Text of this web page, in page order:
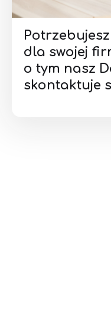
dla swojej
o tym nasz
skontaktuje